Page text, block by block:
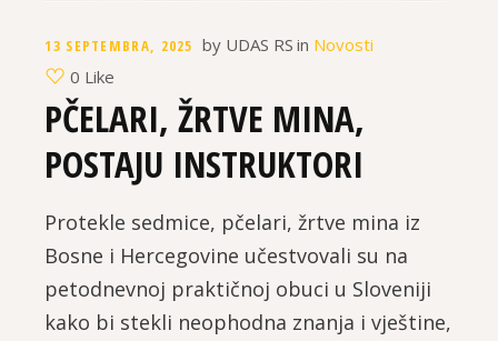
13 SEPTEMBRA, 2025 by UDAS RS in Novosti
0 Like
PČELARI, ŽRTVE MINA,
POSTAJU INSTRUKTORI
Protekle sedmice, pčelari, žrtve mina iz
Bosne i Hercegovine učestvovali su na
petodnevnoj praktičnoj obuci u Sloveniji
kako bi stekli neophodna znanja i vještine,